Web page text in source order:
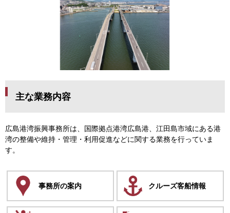
主な業務内容
広島港湾振興事務所は、国際拠点港湾広島港、江田島市域にある港
湾の整備や維持・管理・利用促進などに関する業務を行っていま
す。
事務所の案内 クルーズ客船情報